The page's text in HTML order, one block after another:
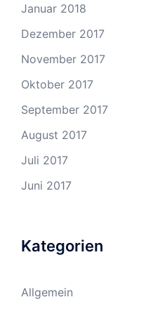
Januar 2018
Dezember 2017
November 2017
Oktober 2017
September 2017
August 2017
Juli 2017
Juni 2017
Kategorien
Allgemein